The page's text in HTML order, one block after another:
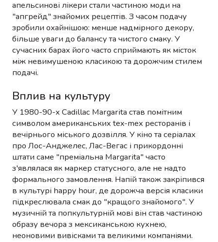
апельсинові лікери стали частиною моди на
"апгрейд" знайомих рецептів. З часом подачу
зробили охайнішою: менше надмірного декору,
більше уваги до балансу та чистого смаку. У
сучасних барах його часто сприймають як місток
між невимушеною класикою та дорожчим стилем
подачі.
Вплив на культуру
У 1980-90-х Cadillac Margarita став помітним
символом американських tex-mex ресторанів і
вечірнього міського дозвілля. У кіно та серіалах
про Лос-Анджелес, Лас-Вегас і прикордонні
штати саме "преміальна Margarita" часто
з'являлася як маркер статусного, але не надто
формального замовлення. Напій також закріпився
в культурі happy hour, де дорожча версія класики
підкреслювала смак до "кращого знайомого". У
музичній та попкультурній мові він став частиною
образу вечора з мексиканською кухнею,
неоновими вивісками та великими компаніями.